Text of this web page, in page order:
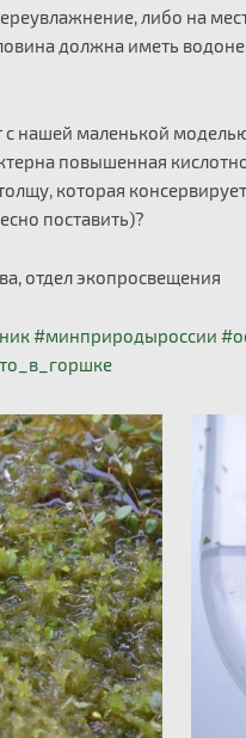
либо на
должна иметь
нашей маленькой
повышенная
которая
поставить)?
отдел экопросвещения
#минприродыроссии